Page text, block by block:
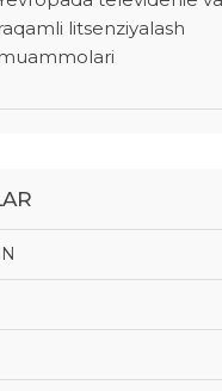
litsenziyalash